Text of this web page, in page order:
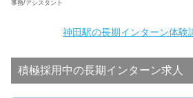
事務/アシスタント
神田駅の長期インターン体験
積極採用中の長期インターン求人